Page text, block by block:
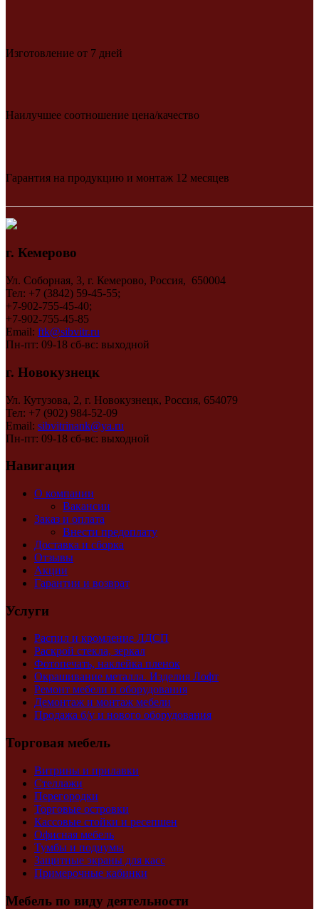
Изготовление от 7 дней
Наилучшее соотношение цена/качество
Гарантия на продукцию и монтаж 12 месяцев
г. Кемерово
Ул. Соборная, 3, г. Кемерово, Россия, 650004
Тел: +7 (3842) 59-45-55;
+7-902-755-45-40;
+7-902-755-45-85
Email: ftk@sibvitr.ru
Пн-пт: 09-18 сб-вс: выходной
г. Новокузнецк
Ул. Кутузова, 2, г. Новокузнецк, Россия, 654079
Тел: +7 (902) 984-52-09
Email: sibvitrinank@ya.ru
Пн-пт: 09-18 сб-вс: выходной
Навигация
О компании
Вакансии
Заказ и оплата
Внести предоплату
Доставка и сборка
Отзывы
Акции
Гарантии и возврат
Услуги
Распил и кромление ЛДСП
Раскрой стекла, зеркал
Фотопечать, наклейка пленок
Окрашивание металла. Изделия Лофт
Ремонт мебели и оборудования
Демонтаж и монтаж мебели
Продажа б/у и нового оборудования
Торговая мебель
Витрины и прилавки
Стеллажи
Перегородки
Торговые островки
Кассовые стойки и ресепшен
Офисная мебель
Тумбы и подиумы
Защитные экраны для касс
Примерочные кабинки
Мебель по виду деятельности